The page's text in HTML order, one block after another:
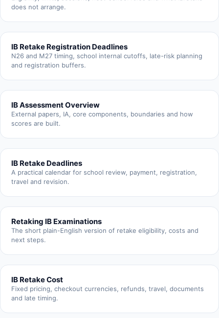
does not arrange.
IB Retake Registration Deadlines
N26 and M27 timing, school internal cutoffs, late-risk planning
and registration buffers.
IB Assessment Overview
External papers, IA, core components, boundaries and how
scores are built.
IB Retake Deadlines
A practical calendar for school review, payment, registration,
travel and revision.
Retaking IB Examinations
The short plain-English version of retake eligibility, costs and
next steps.
IB Retake Cost
Fixed pricing, checkout currencies, refunds, travel, documents
and late timing.